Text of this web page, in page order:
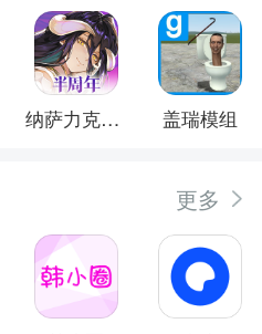
纳萨力克之王 盖瑞模组
更多